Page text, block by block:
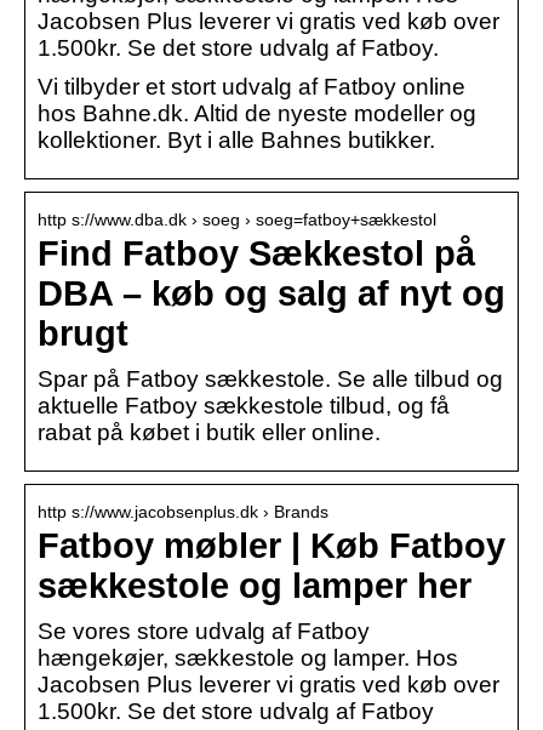
Jacobsen Plus leverer vi gratis ved køb over
1.500kr. Se det store udvalg af Fatboy.
Vi tilbyder et stort udvalg af Fatboy online
hos Bahne.dk. Altid de nyeste modeller og
kollektioner. Byt i alle Bahnes butikker.
http s://www.dba.dk › soeg › soeg=fatboy+sækkestol
Find Fatboy Sækkestol på
DBA – køb og salg af nyt og
brugt
Spar på Fatboy sækkestole. Se alle tilbud og
aktuelle Fatboy sækkestole tilbud, og få
rabat på købet i butik eller online.
http s://www.jacobsenplus.dk › Brands
Fatboy møbler | Køb Fatboy
sækkestole og lamper her
Se vores store udvalg af Fatboy
hængekøjer, sækkestole og lamper. Hos
Jacobsen Plus leverer vi gratis ved køb over
1.500kr. Se det store udvalg af Fatboy